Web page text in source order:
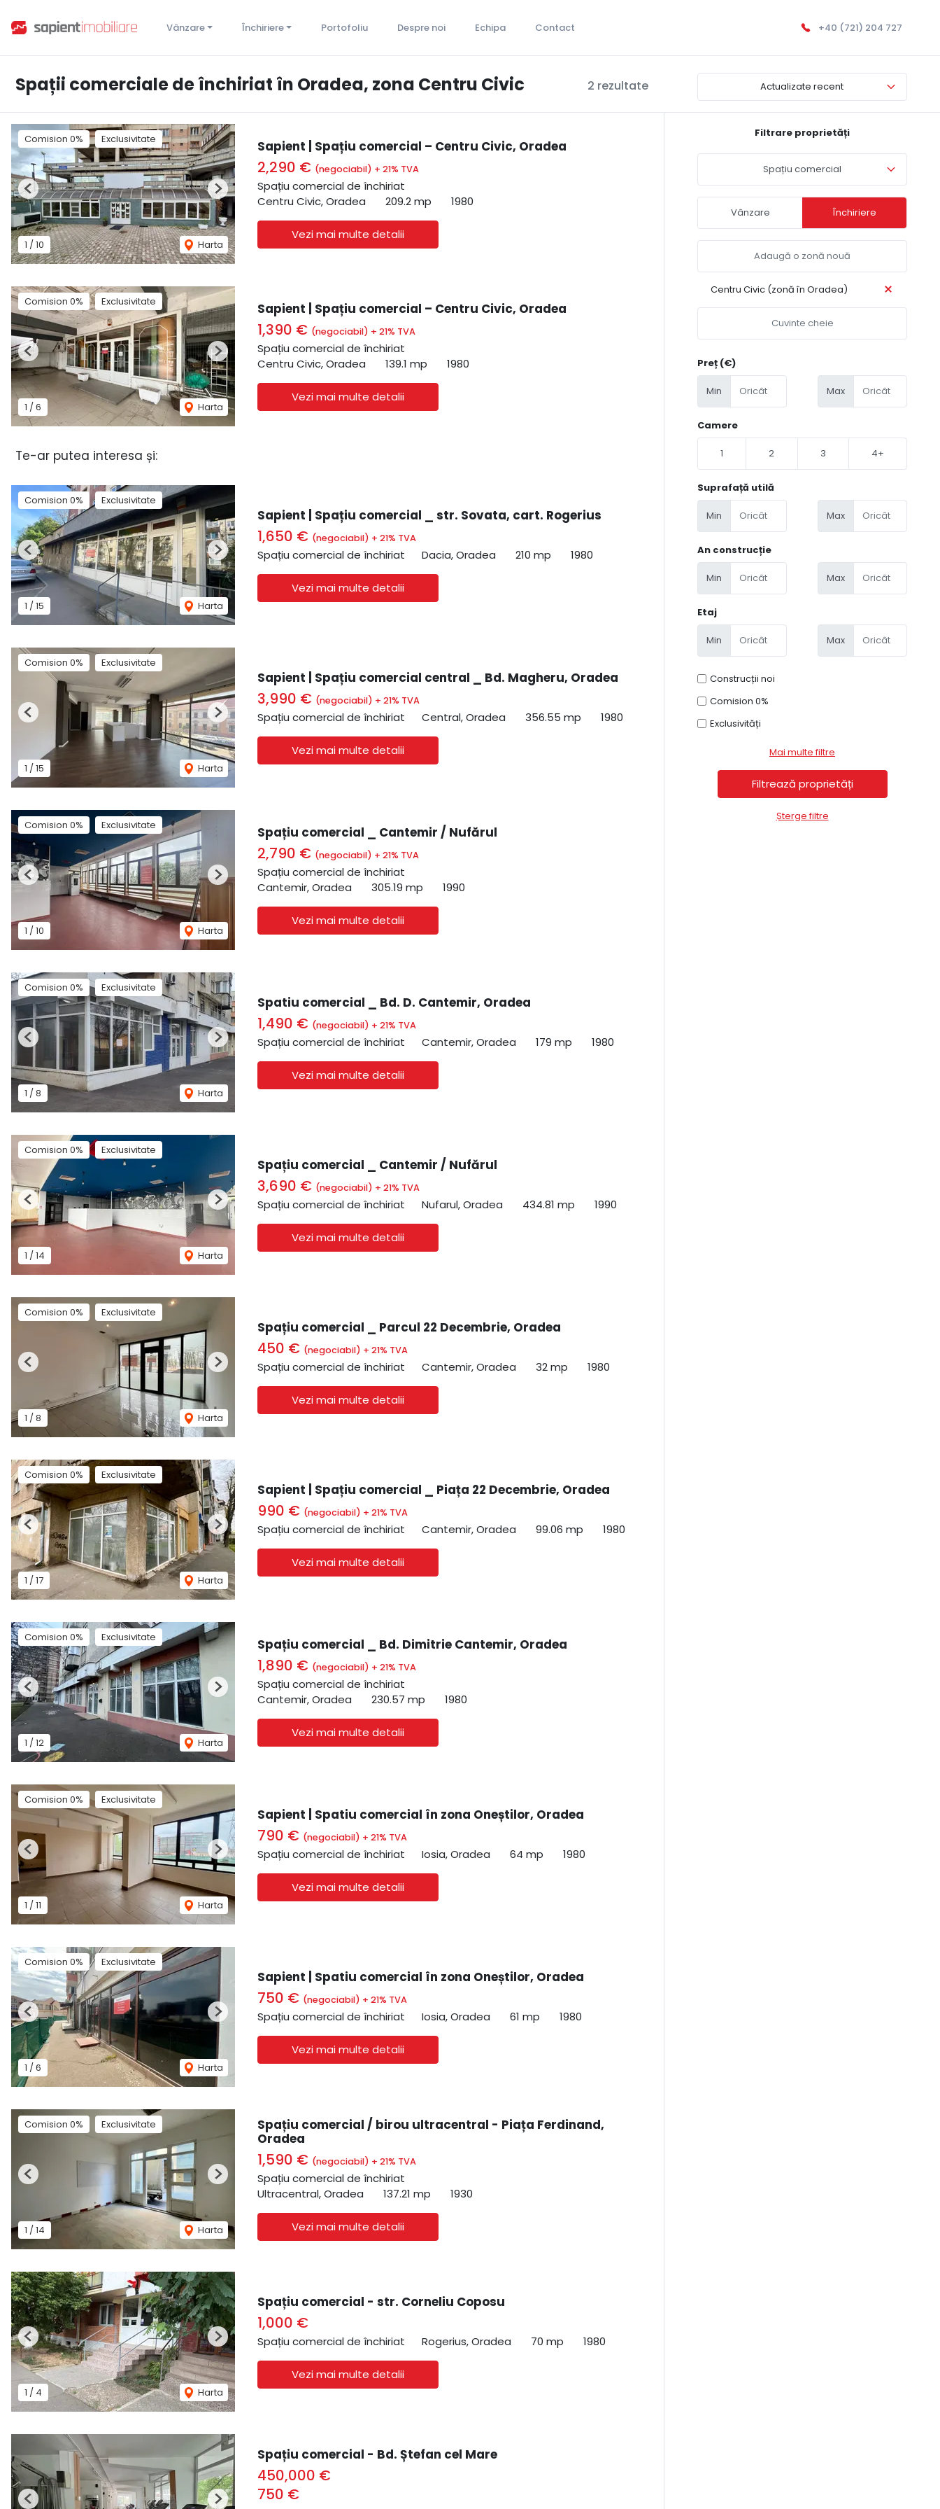
Vânzare Închiriere Portofoliu Despre noi Echipa Contact +40 (721) 204 727
2 rezultate
Spații comerciale de închiriat în Oradea, zona Centru Civic Actualizate recent
Comision 0% Exclusivitate
1 /10 Harta
Previous Next
Sapient | Spațiu comercial – Centru Civic, Oradea
2,290 € (negociabil) + 21% TVA
Spațiu comercial de închiriat
Centru Civic, Oradea
209.2 mp 1980
Vezi mai multe detalii
Comision 0% Exclusivitate
1 /6 Harta
Previous Next
Sapient | Spațiu comercial – Centru Civic, Oradea
1,390 € (negociabil) + 21% TVA
Spațiu comercial de închiriat
Centru Civic, Oradea
139.1 mp 1980
Vezi mai multe detalii
Te-ar putea interesa și:
Comision 0% Exclusivitate
1 /15 Harta
Previous Next
Sapient | Spațiu comercial _ str. Sovata, cart. Rogerius
1,650 € (negociabil) + 21% TVA
Spațiu comercial de închiriat Dacia, Oradea 210 mp 1980
Vezi mai multe detalii
Comision 0% Exclusivitate
1 /15 Harta
Previous Next
Sapient | Spațiu comercial central _ Bd. Magheru, Oradea
3,990 € (negociabil) + 21% TVA
Spațiu comercial de închiriat Central, Oradea 356.55 mp 1980
Vezi mai multe detalii
Comision 0% Exclusivitate
1 /10 Harta
Previous Next
Spațiu comercial _ Cantemir / Nufărul
2,790 € (negociabil) + 21% TVA
Spațiu comercial de închiriat
Cantemir, Oradea
305.19 mp 1990
Vezi mai multe detalii
Comision 0% Exclusivitate
1 /8 Harta
Previous Next
Spatiu comercial _ Bd. D. Cantemir, Oradea
1,490 € (negociabil) + 21% TVA
Spațiu comercial de închiriat Cantemir, Oradea 179 mp 1980
Vezi mai multe detalii
Comision 0% Exclusivitate
1 /14 Harta
Previous Next
Spațiu comercial _ Cantemir / Nufărul
3,690 € (negociabil) + 21% TVA
Spațiu comercial de închiriat Nufarul, Oradea 434.81 mp 1990
Vezi mai multe detalii
Comision 0% Exclusivitate
1 /8 Harta
Previous Next
Spațiu comercial _ Parcul 22 Decembrie, Oradea
450 € (negociabil) + 21% TVA
Spațiu comercial de închiriat Cantemir, Oradea 32 mp 1980
Vezi mai multe detalii
Comision 0% Exclusivitate
1 /17 Harta
Previous Next
Sapient | Spațiu comercial _ Piața 22 Decembrie, Oradea
990 € (negociabil) + 21% TVA
Spațiu comercial de închiriat Cantemir, Oradea 99.06 mp 1980
Vezi mai multe detalii
Comision 0% Exclusivitate
1 /12 Harta
Previous Next
Spațiu comercial _ Bd. Dimitrie Cantemir, Oradea
1,890 € (negociabil) + 21% TVA
Spațiu comercial de închiriat
Cantemir, Oradea
230.57 mp 1980
Vezi mai multe detalii
Comision 0% Exclusivitate
1 /11 Harta
Previous Next
Sapient | Spatiu comercial în zona Oneștilor, Oradea
790 € (negociabil) + 21% TVA
Spațiu comercial de închiriat Iosia, Oradea 64 mp 1980
Vezi mai multe detalii
Comision 0% Exclusivitate
1 /6 Harta
Previous Next
Sapient | Spatiu comercial în zona Oneștilor, Oradea
750 € (negociabil) + 21% TVA
Spațiu comercial de închiriat Iosia, Oradea 61 mp 1980
Vezi mai multe detalii
Comision 0% Exclusivitate
1 /14 Harta
Previous Next
Spațiu comercial / birou ultracentral - Piața Ferdinand,
Oradea
1,590 € (negociabil) + 21% TVA
Spațiu comercial de închiriat
Ultracentral, Oradea
137.21 mp 1930
Vezi mai multe detalii
1 / 4 Harta
Previous Next
Spațiu comercial - str. Corneliu Coposu
1,000 €
Spațiu comercial de închiriat Rogerius, Oradea 70 mp 1980
Vezi mai multe detalii
Previous Next
Spațiu comercial - Bd. Ștefan cel Mare
450,000 €
750 €
Filtrare proprietăți
Spațiu comercial
Vânzare Închiriere
Centru Civic (zonă în Oradea)
Preț (€)
Min Max
Camere
1 2 3 4+
Suprafață utilă
Min Max
An construcție
Min Max
Etaj
Min Max
Construcții noi
Comision 0%
Exclusivități
Mai multe filtre
Șterge filtre